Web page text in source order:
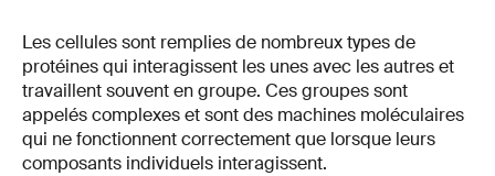
Les cellules sont remplies de nombreux types de
protéines qui interagissent les unes avec les autres et
travaillent souvent en groupe. Ces groupes sont
appelés complexes et sont des machines moléculaires
qui ne fonctionnent correctement que lorsque leurs
composants individuels interagissent.